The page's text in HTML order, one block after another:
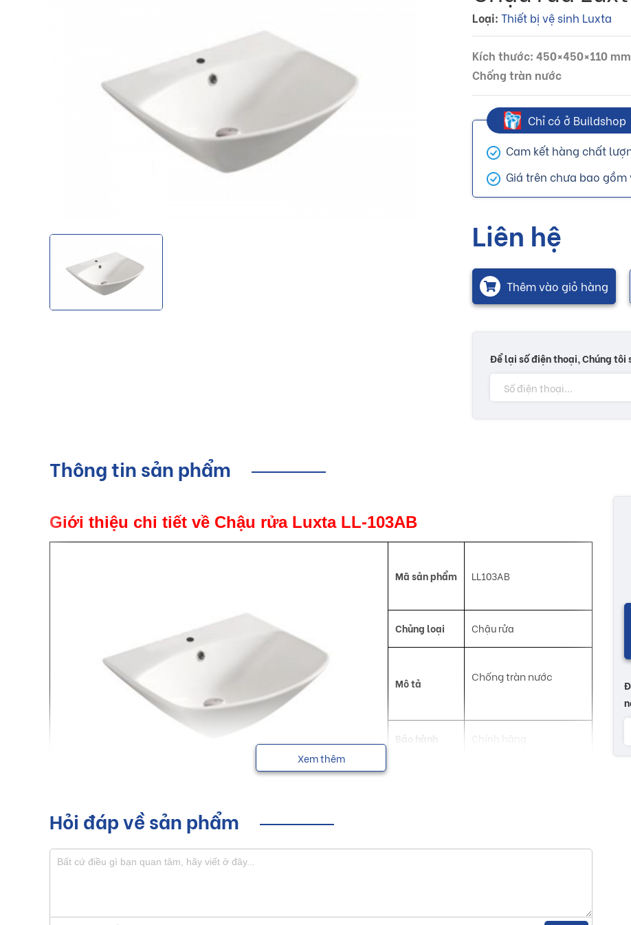
Loại: Thiết bị vệ sinh Luxta
Kích thước: 450×450×110 mm
Chống tràn nước
Chỉ có ở Buildshop
Cam kết hàng chất
Giá trên chưa bao
Liên hệ
Thêm vào giỏ hàng
Để lại số điện thoại, Chúng tôi
Thông tin sản phẩm
Giới thiệu chi tiết về Chậu rửa Luxta LL-103AB
Mã sản phẩm LL103AB
Chủng loại Chậu rửa
Mô tả Chống tràn nước
Bảo hành Chính hãng
Chậu rửa Luxta với những đường nét thanh thoát giúp tạo nên một không gian sống hiện đại, tiện nghi và sang
Xem thêm
Hỏi đáp về sản phẩm